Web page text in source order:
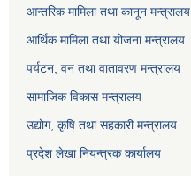
आन्तरिक मामिला तथा कानून मन्त्रालय
आर्थिक मामिला तथा योजना मन्त्रालय
पर्यटन, वन तथा वातावरण मन्त्रालय
सामाजिक विकास मन्त्रालय
उद्योग, कृषि तथा सहकारी मन्त्रालय
प्रदेश लेखा नियन्त्रक कार्यालय